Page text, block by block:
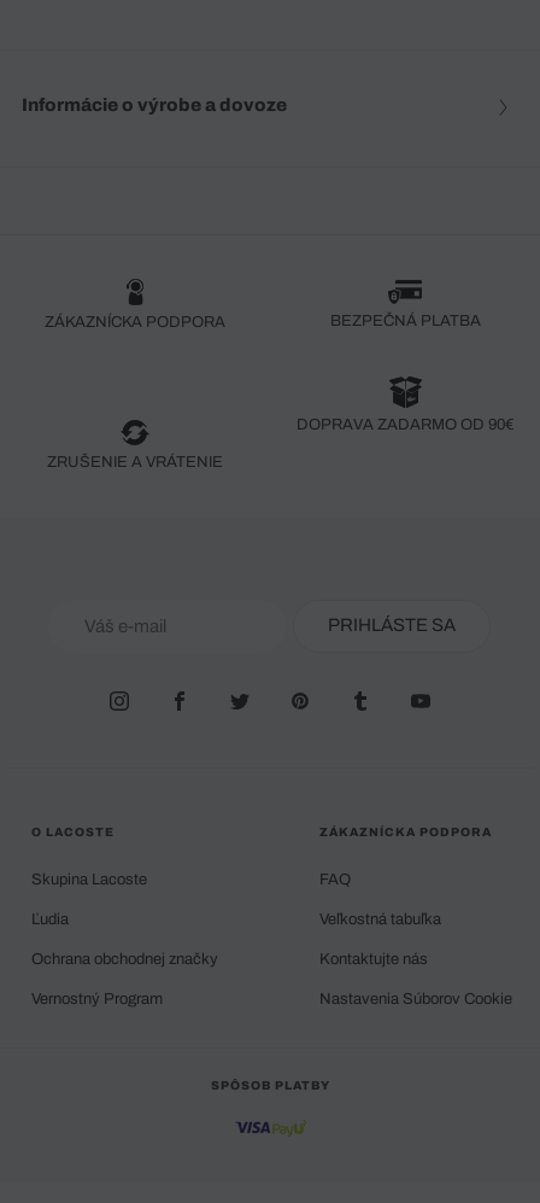
Informácie o výrobe a dovoze
ZÁKAZNÍCKA PODPORA BEZPEČNÁ PLATBA
ZRUŠENIE A VRÁTENIE
DOPRAVA ZADARMO OD 90€
PRIHLÁSTE SA
O LACOSTE
Skupina Lacoste
Ľudia
Ochrana obchodnej značky
Vernostný Program
ZÁKAZNÍCKA PODPORA
FAQ
Veľkostná tabuľka
Kontaktujte nás
Nastavenia Súborov Cookie
SPÔSOB PLATBY